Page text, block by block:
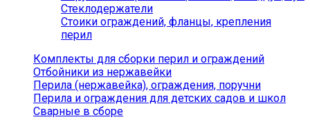
Стеклодержатели
Стоики ограждений, фланцы, крепления
перил
Комплекты для сборки перил и ограждений
Отбойники из нержавейки
Перила (нержавейка), ограждения, поручни
Перила и ограждения для детских садов и школ
Сварные в сборе